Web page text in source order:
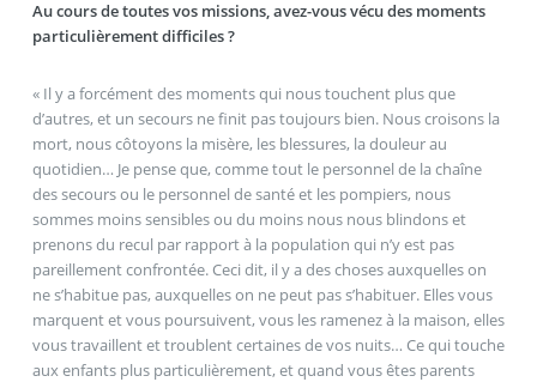
Au cours de toutes vos missions, avez-vous vécu des moments
particulièrement difficiles ?
« Il y a forcément des moments qui nous touchent plus que
d’autres, et un secours ne finit pas toujours bien. Nous croisons la
mort, nous côtoyons la misère, les blessures, la douleur au
quotidien… Je pense que, comme tout le personnel de la chaîne
des secours ou le personnel de santé et les pompiers, nous
sommes moins sensibles ou du moins nous nous blindons et
prenons du recul par rapport à la population qui n’y est pas
pareillement confrontée. Ceci dit, il y a des choses auxquelles on
ne s’habitue pas, auxquelles on ne peut pas s’habituer. Elles vous
marquent et vous poursuivent, vous les ramenez à la maison, elles
vous travaillent et troublent certaines de vos nuits… Ce qui touche
aux enfants plus particulièrement, et quand vous êtes parents